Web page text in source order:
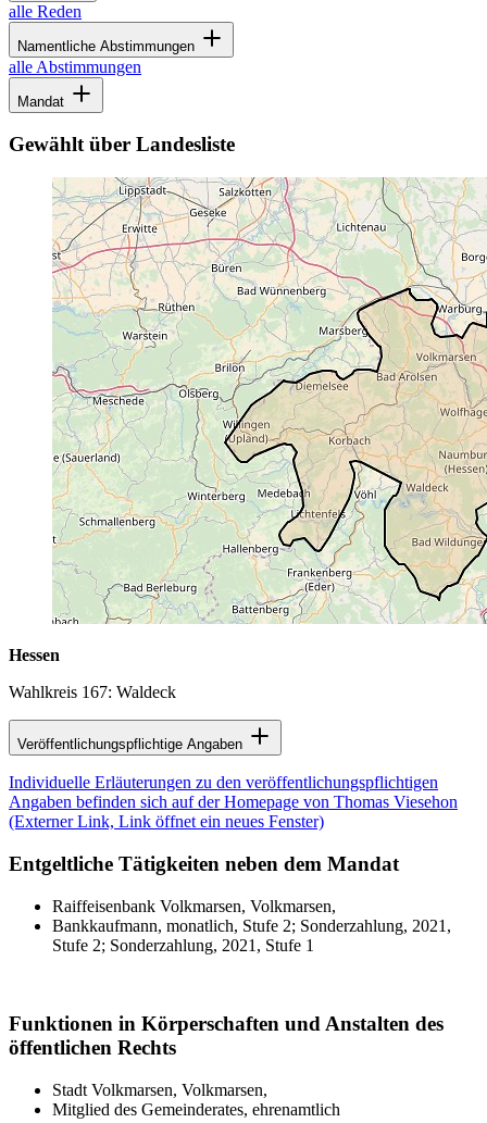
alle Reden
Namentliche Abstimmungen
alle Abstimmungen
Mandat
Gewählt über Landesliste
Hessen
Wahlkreis 167: Waldeck
Veröffentlichungspflichtige Angaben
Individuelle Erläuterungen zu den veröffentlichungspflichtigen
Angaben befinden sich auf der Homepage von Thomas Viesehon
(Externer Link, Link öffnet ein neues Fenster)
Entgeltliche Tätigkeiten neben dem Mandat
Raiffeisenbank Volkmarsen, Volkmarsen,
Bankkaufmann, monatlich, Stufe 2; Sonderzahlung, 2021,
Stufe 2; Sonderzahlung, 2021, Stufe 1
Funktionen in Körperschaften und Anstalten des
öffentlichen Rechts
Stadt Volkmarsen, Volkmarsen,
Mitglied des Gemeinderates, ehrenamtlich